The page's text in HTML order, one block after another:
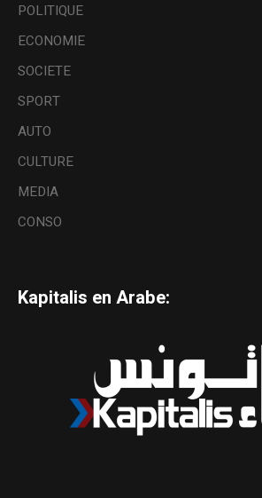
POLITIQUE
ECONOMIE
SOCIETE
SPORT
AUTO
CULTURE
MEDIA
CONSO
Kapitalis en Arabe: